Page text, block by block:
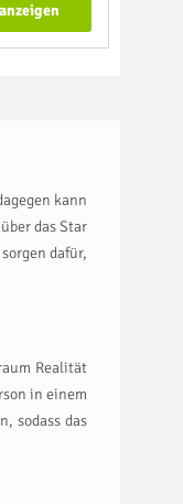
kann
das Star
dafür,
Realität
in einem
sodass das